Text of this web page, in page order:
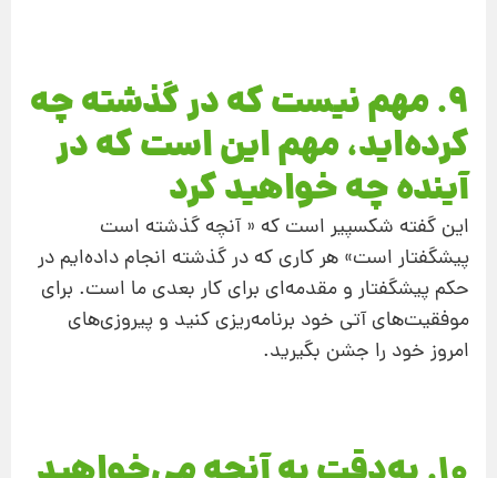
9. مهم نیست که در گذشته چه
کرده‌اید، مهم این است که در
آینده چه خواهید کرد
این گفته شکسپیر است که « آنچه گذشته است
پیشگفتار است» هر کاری که در گذشته انجام داده‌ایم در
حکم پیشگفتار و مقدمه‌ای برای کار بعدی ما است. برای
موفقیت‌‌های آتی خود برنامه‌ریزی کنید و پیروزی‌های
امروز خود را جشن بگیرید.